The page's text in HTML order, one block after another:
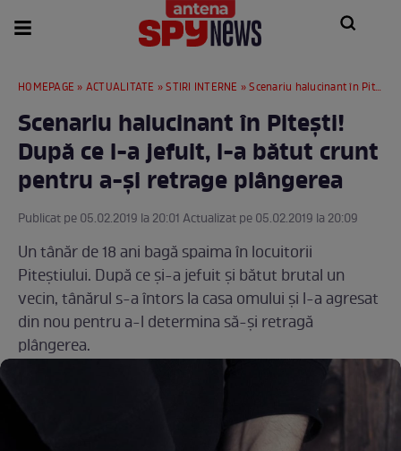
HOMEPAGE » ACTUALITATE »STIRI INTERNE » Scenariu halucinant în Piteşti! După ce l-a jefuit, l-a bătut crunt pentru a-şi retrage plângerea
Scenariu halucinant în Piteşti!
După ce l-a jefuit, l-a bătut crunt
pentru a-şi retrage plângerea
Publicat pe 05.02.2019 la 20:01 Actualizat pe 05.02.2019 la 20:09
Un tânăr de 18 ani bagă spaima în locuitorii
Piteştiului. După ce şi-a jefuit şi bătut brutal un
vecin, tânărul s-a întors la casa omului şi l-a agresat
din nou pentru a-l determina să-şi retragă
plângerea.